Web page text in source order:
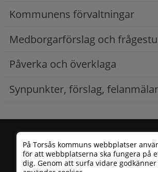
På Torsås kommuns webbplatser
för att webbplatserna ska fungera på
dig. Genom att surfa vidare
Kommunens förvaltningar
Medborgarförslag och
Påverka och överklaga
Synpunkter, förslag,